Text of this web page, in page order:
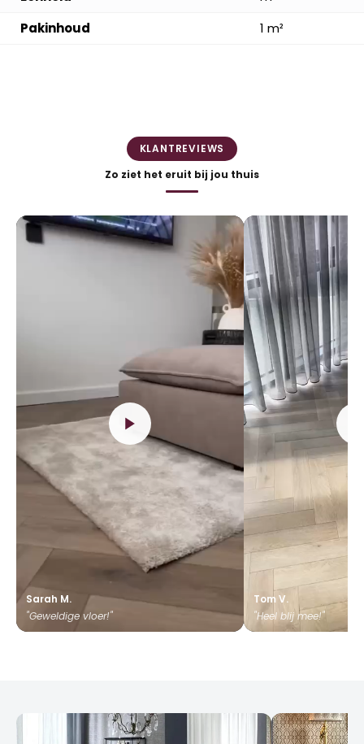
Pakinhoud
1 m²
KLANTREVIEWS
Zo ziet het eruit bij jou thuis
Sarah M.
"Geweldige vloer!"
Tom V.
"Heel blij mee!"